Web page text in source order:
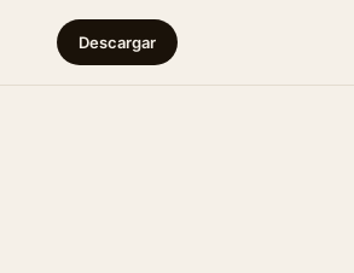
Descargar